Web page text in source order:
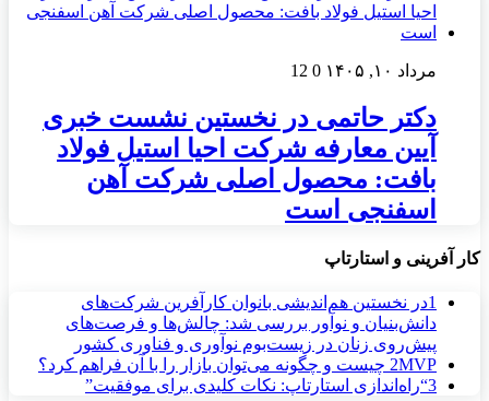
مرداد ۱۰, ۱۴۰۵ 0
12
دکتر حاتمی در نخستین نشست خبری
آیین معارفه شرکت احیا استیل فولاد
بافت: محصول اصلی شرکت آهن
اسفنجی است
کار آفرینی و استارتاپ
1در نخستین هم‌اندیشی بانوان کارآفرین شرکت‌های
دانش‌بنیان و نوآور بررسی شد: چالش‌ها و فرصت‌های
پیش‌روی زنان در زیست‌بوم نوآوری و فناوری کشور
2MVP چیست و چگونه می‌توان بازار را با آن فراهم کرد؟
3“راه‌اندازی استارتاپ: نکات کلیدی برای موفقیت”